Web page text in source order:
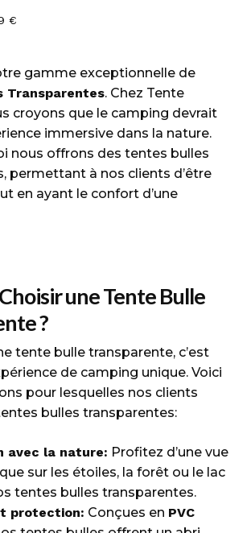
€
gamme exceptionnelle de
Transparentes. Chez Tente
croyons que le camping devrait
immersive dans la nature.
nous offrons des tentes bulles
permettant à nos clients d’être
en ayant le confort d’une
une Tente Bulle
?
tente bulle transparente, c’est
de camping unique. Voici
pour lesquelles nos clients
bulles transparentes:
avec la nature: Profitez d’une vue
sur les étoiles, la forêt ou le lac
tentes bulles transparentes.
protection: Conçues en PVC